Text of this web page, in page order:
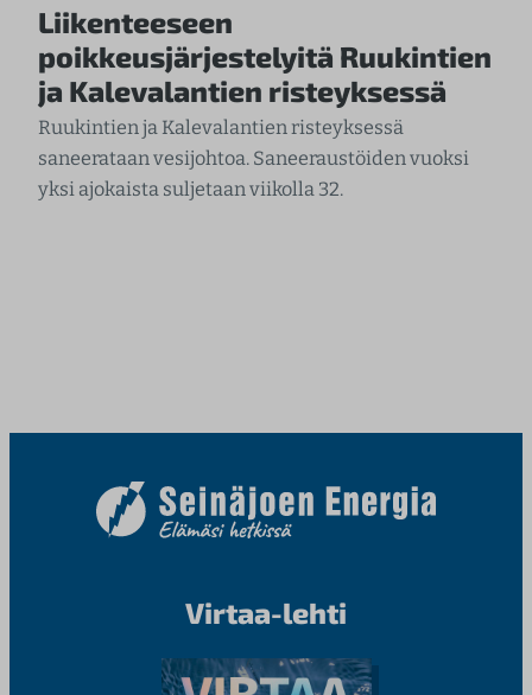
Liikenteeseen
poikkeusjärjestelyitä Ruukintien
ja Kalevalantien risteyksessä
Ruukintien ja Kalevalantien risteyksessä
saneerataan vesijohtoa. Saneeraustöiden vuoksi
yksi ajokaista suljetaan viikolla 32.
Virtaa-lehti